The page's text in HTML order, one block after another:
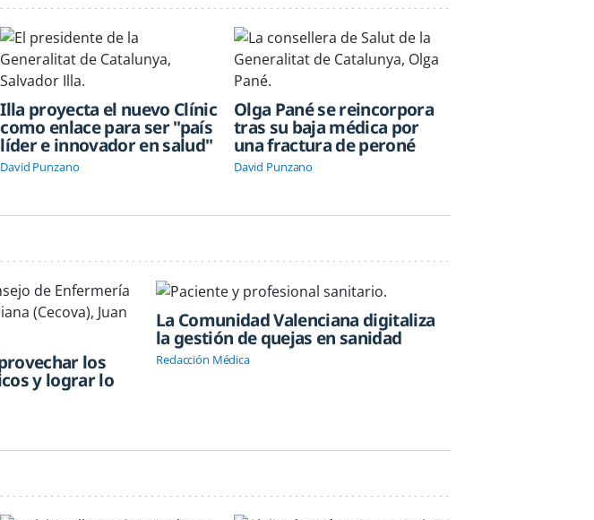
Illa proyecta el nuevo Clínic
como enlace para ser "país
líder e innovador en salud"
David Punzano
Olga Pané se reincorpora
tras su baja médica por
una fractura de peroné
David Punzano
los
y lograr lo
La Comunidad Valenciana digitaliza
la gestión de quejas en sanidad
Redacción Médica